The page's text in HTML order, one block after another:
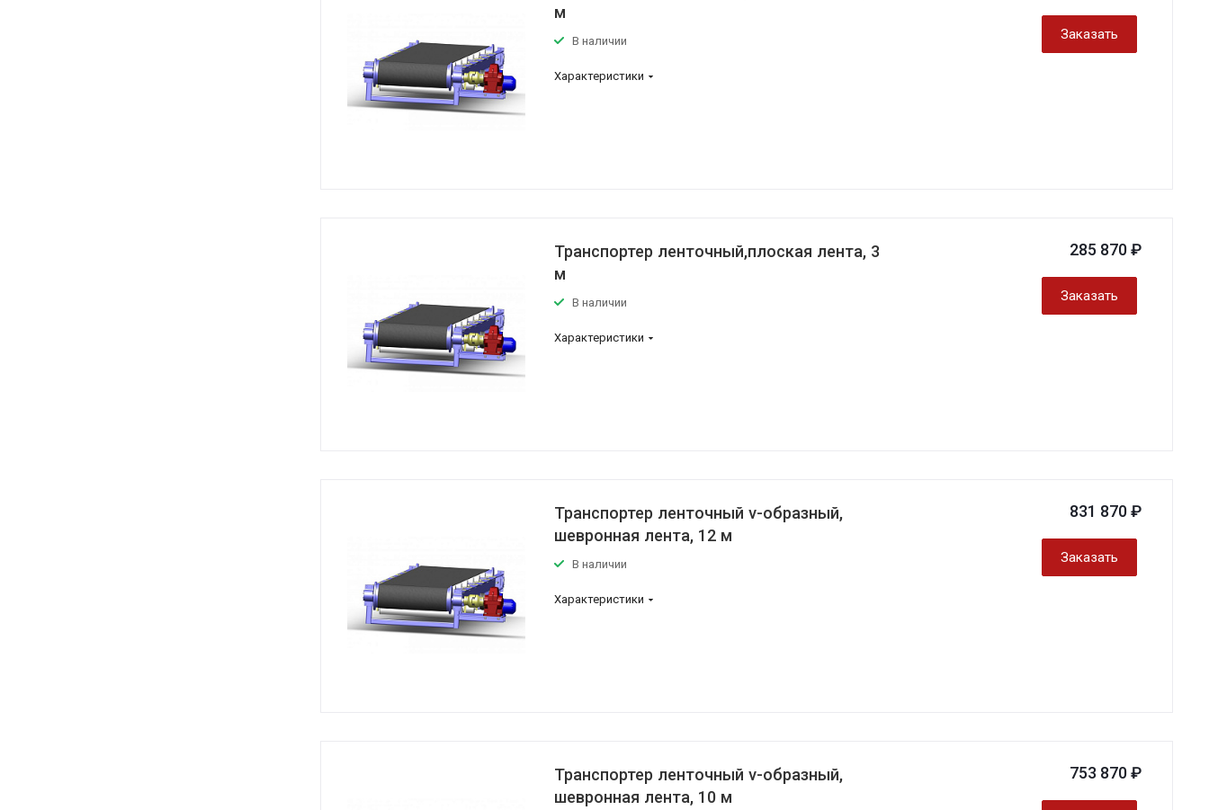
м
В наличии
Характеристики
Заказать
Транспортер ленточный,плоская лента, 3
м
В наличии
Характеристики
285 870 ₽
Заказать
Транспортер ленточный v-образный,
шевронная лента, 12 м
В наличии
Характеристики
831 870 ₽
Заказать
Транспортер ленточный v-образный,
шевронная лента, 10 м
753 870 ₽